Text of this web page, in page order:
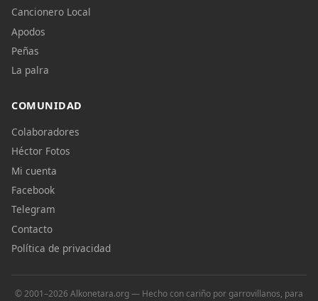
Cancionero Local
Apodos
Peñas
La palra
COMUNIDAD
Colaboradores
Héctor Fotos
Mi cuenta
Facebook
Telegram
Contacto
Política de privacidad
© 2001–2026 Alkonetara.org — Hecho con cariño por garrovillanos, para